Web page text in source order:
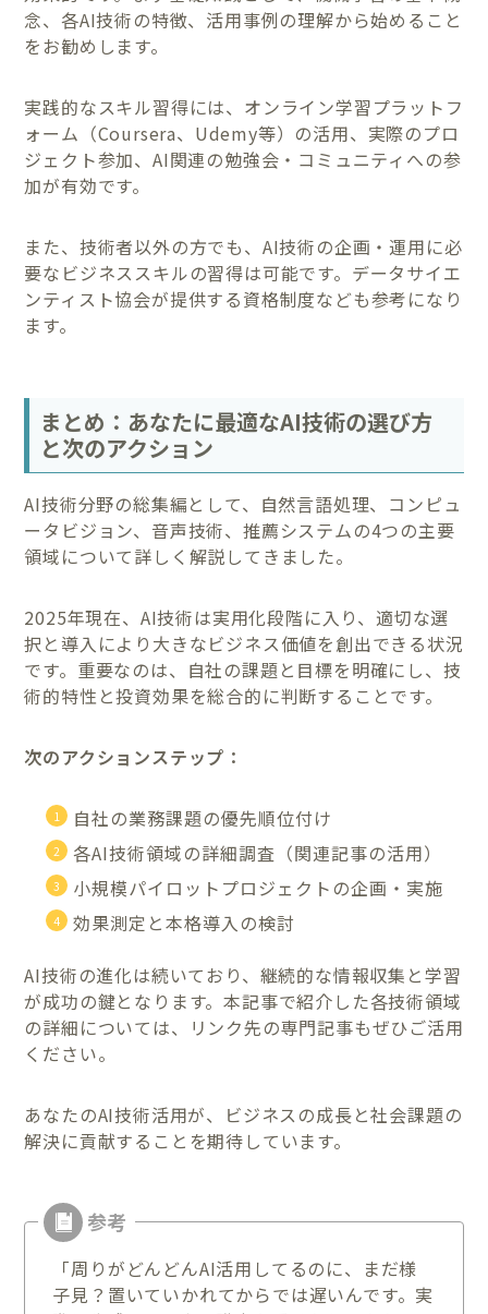
念、各AI技術の特徴、活用事例の理解から始めること
をお勧めします。
実践的なスキル習得には、オンライン学習プラットフ
ォーム（Coursera、Udemy等）の活用、実際のプロ
ジェクト参加、AI関連の勉強会・コミュニティへの参
加が有効です。
また、技術者以外の方でも、AI技術の企画・運用に必
要なビジネススキルの習得は可能です。データサイエ
ンティスト協会が提供する資格制度なども参考になり
ます。
まとめ：あなたに最適なAI技術の選び方
と次のアクション
AI技術分野の総集編として、自然言語処理、コンピュ
ータビジョン、音声技術、推薦システムの4つの主要
領域について詳しく解説してきました。
2025年現在、AI技術は実用化段階に入り、適切な選
択と導入により大きなビジネス価値を創出できる状況
です。重要なのは、自社の課題と目標を明確にし、技
術的特性と投資効果を総合的に判断することです。
次のアクションステップ：
自社の業務課題の優先順位付け
各AI技術領域の詳細調査（関連記事の活用）
小規模パイロットプロジェクトの企画・実施
効果測定と本格導入の検討
AI技術の進化は続いており、継続的な情報収集と学習
が成功の鍵となります。本記事で紹介した各技術領域
の詳細については、リンク先の専門記事もぜひご活用
ください。
あなたのAI技術活用が、ビジネスの成長と社会課題の
解決に貢献することを期待しています。
「周りがどんどんAI活用してるのに、まだ様
子見？置いていかれてからでは遅いんです。実